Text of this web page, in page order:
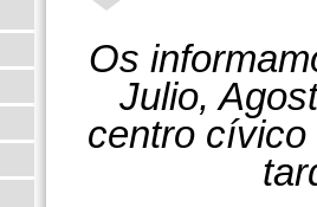
Os
Julio,
centro cívico